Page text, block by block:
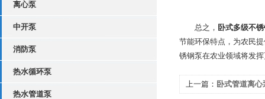
离心泵
中开泵
消防泵
热水循环泵
热水管道泵
总之， 卧式多级不
节能环保特点，为农民
锈钢泵在农业领域将发
上一篇： 卧式管道离